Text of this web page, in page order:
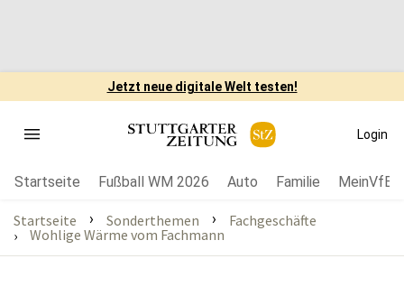
Jetzt neue digitale Welt testen!
Login
Startseite Fußball WM 2026 Auto Familie MeinVfB
Startseite › Sonderthemen ›
Fachgeschäfte
›
Wohlige Wärme vom Fachmann